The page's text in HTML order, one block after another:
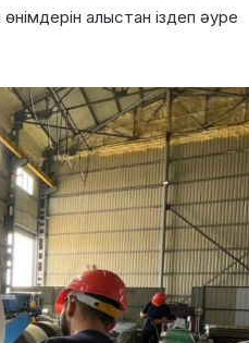
алыстан іздеп әуре